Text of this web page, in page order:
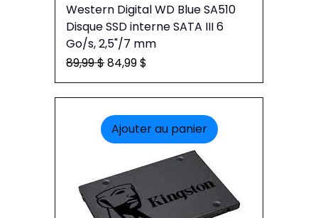
Western Digital WD Blue SA510
Disque SSD interne SATA III 6
Go/s, 2,5"/7 mm
Prix original
89,99 $Prix promotionnel
84,99 $
Ajouter au panier